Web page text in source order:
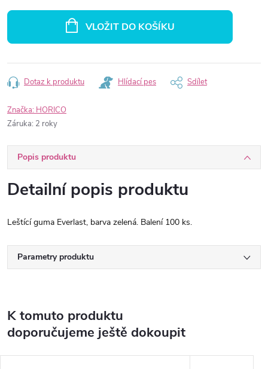
VLOŽIT DO KOŠÍKU
Dotaz k produktu Hlídací pes Sdílet
Značka: HORICO
Záruka: 2 roky
Popis produktu
Detailní popis produktu
Leštící guma Everlast, barva zelená. Balení 100 ks.
Parametry produktu
K tomuto produktu
doporučujeme ještě dokoupit